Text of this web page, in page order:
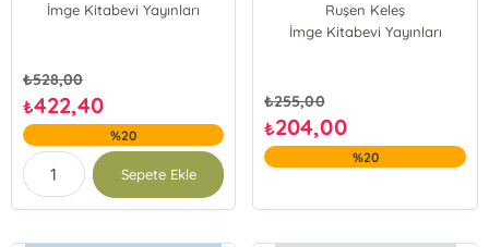
Ahmet Makal
Feridun Emecen
Fethi Gedikli
Hüseyin Bağcı
İlhan Tekeli
İlter Turan
Korkut Boratav
Mehmed Said Hatiboğlu
İmge Kitabevi Yayınları
₺528,00
₺422,40
%20
Sepete Ekle
Ruşen Keleş
Yusuf Erbay
İmge Kitabevi Yayınları
₺255,00
₺204,00
%20